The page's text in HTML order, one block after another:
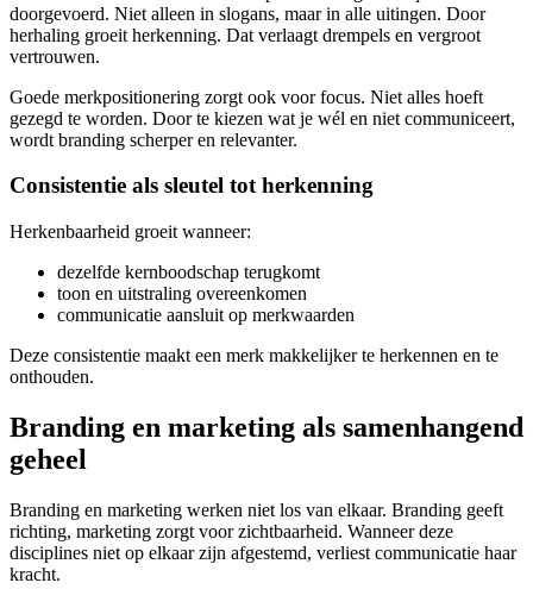
doorgevoerd. Niet alleen in slogans, maar in alle uitingen. Door
herhaling groeit herkenning. Dat verlaagt drempels en vergroot
vertrouwen.
Goede merkpositionering zorgt ook voor focus. Niet alles hoeft
gezegd te worden. Door te kiezen wat je wél en niet communiceert,
wordt branding scherper en relevanter.
Consistentie als sleutel tot herkenning
Herkenbaarheid groeit wanneer:
dezelfde kernboodschap terugkomt
toon en uitstraling overeenkomen
communicatie aansluit op merkwaarden
Deze consistentie maakt een merk makkelijker te herkennen en te
onthouden.
Branding en marketing als samenhangend
geheel
Branding en marketing werken niet los van elkaar. Branding geeft
richting, marketing zorgt voor zichtbaarheid. Wanneer deze
disciplines niet op elkaar zijn afgestemd, verliest communicatie haar
kracht.